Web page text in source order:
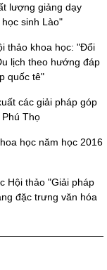
lượng giảng dạy
sinh Lào"
thảo khoa học: "Đổi
lịch theo hướng đáp
quốc tê"
các giải pháp góp
Thọ
học năm học 2016
Hội thảo "Giải pháp
đặc trưng văn hóa